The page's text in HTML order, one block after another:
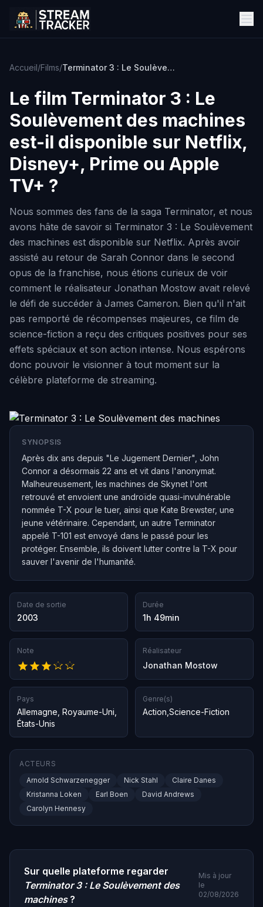
Accueil/Films/ Terminator 3 : Le Soulèvement des machines
Le film Terminator 3 : Le
Soulèvement des machines
est-il disponible sur Netflix,
Disney+, Prime ou Apple
TV+ ?
Nous sommes des fans de la saga Terminator, et nous
avons hâte de savoir si Terminator 3 : Le Soulèvement
des machines est disponible sur Netflix. Après avoir
assisté au retour de Sarah Connor dans le second
opus de la franchise, nous étions curieux de voir
comment le réalisateur Jonathan Mostow avait relevé
le défi de succéder à James Cameron. Bien qu'il n'ait
pas remporté de récompenses majeures, ce film de
science-fiction a reçu des critiques positives pour ses
effets spéciaux et son action intense. Nous espérons
donc pouvoir le visionner à tout moment sur la
célèbre plateforme de streaming.
SYNOPSIS
Après dix ans depuis "Le Jugement Dernier", John
Connor a désormais 22 ans et vit dans l'anonymat.
Malheureusement, les machines de Skynet l'ont
retrouvé et envoient une androïde quasi-invulnérable
nommée T-X pour le tuer, ainsi que Kate Brewster, une
jeune vétérinaire. Cependant, un autre Terminator
appelé T-101 est envoyé dans le passé pour les
protéger. Ensemble, ils doivent lutter contre la T-X pour
sauver l'avenir de l'humanité.
Date de sortie
2003
Durée
1h 49min
Note Réalisateur
Jonathan Mostow
Pays
Allemagne Royaume-Uni
États-Unis
Genre(s)
Action Science-Fiction
ACTEURS
Arnold Schwarzenegger
Nick Stahl
Claire Danes
Kristanna Loken
Earl Boen
David Andrews
Carolyn Hennesy
Sur quelle plateforme regarder
Terminator 3 : Le Soulèvement des
machines?
Mis à jour
le
02/08/2026